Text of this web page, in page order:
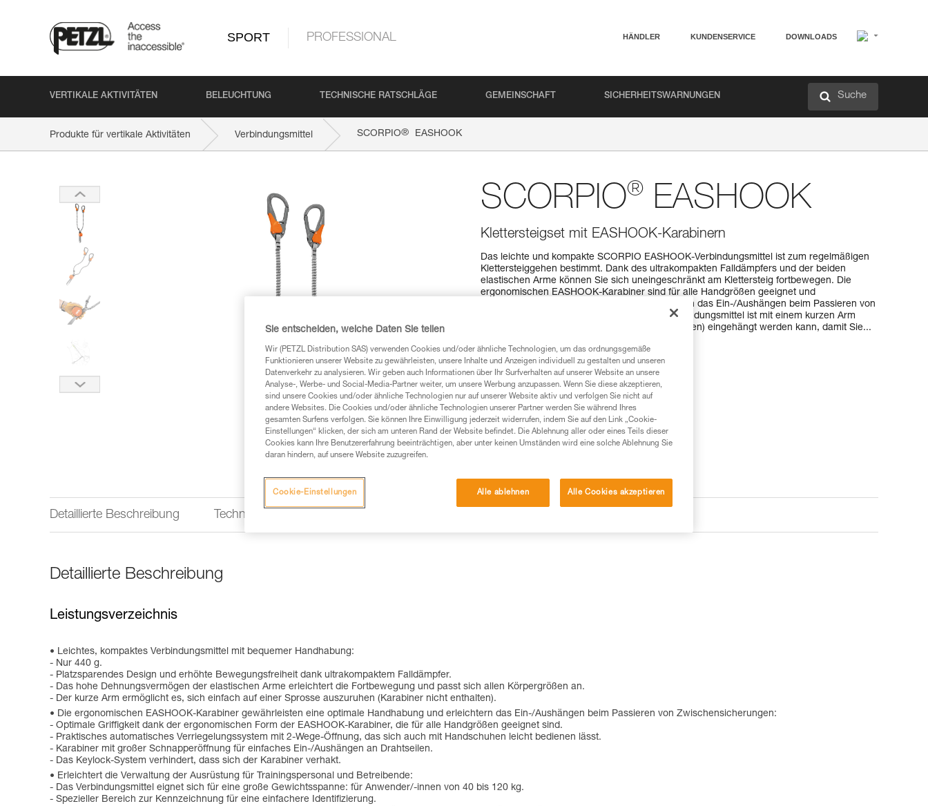
SPORT PROFESSIONAL HÄNDLER KUNDENSERVICE DOWNLOADS
VERTIKALE AKTIVITÄTEN BELEUCHTUNG TECHNISCHE RATSCHLÄGE GEMEINSCHAFT SICHERHEITSWARNUNGEN Suche
Produkte für vertikale Aktivitäten Verbindungsmittel SCORPIO® EASHOOK
SCORPIO® EASHOOK
Klettersteigset mit EASHOOK-Karabinern
Das leichte und kompakte SCORPIO EASHOOK-Verbindungsmittel ist zum regelmäßigen
Klettersteiggehen bestimmt. Dank des ultrakompakten Falldämpfers und der beiden
elastischen Arme können Sie sich uneingeschränkt am Klettersteig fortbewegen. Die
ergonomischen EASHOOK-Karabiner sind für alle Handgrößen geeignet und
gewährleisten eine optimale Griffigkeit, um Ihnen das Ein-/Aushängen beim Passieren von
Zwischensicherungen zu erleichtern. Das Verbindungsmittel ist mit einem kurzen Arm
ausgestattet, an den ein Karabiner (nicht enthalten) eingehängt werden kann, damit Sie...
Einen Händler finden
Detaillierte Beschreibung Technische Informationen
Detaillierte Beschreibung
Leistungsverzeichnis
Leichtes, kompaktes Verbindungsmittel mit bequemer Handhabung:
- Nur 440 g.
- Platzsparendes Design und erhöhte Bewegungsfreiheit dank ultrakompaktem Falldämpfer.
- Das hohe Dehnungsvermögen der elastischen Arme erleichtert die Fortbewegung und passt sich allen Körpergrößen an.
- Der kurze Arm ermöglicht es, sich einfach auf einer Sprosse auszuruhen (Karabiner nicht enthalten).
Die ergonomischen EASHOOK-Karabiner gewährleisten eine optimale Handhabung und erleichtern das Ein-/Aushängen beim Passieren von Zwischensicherungen:
- Optimale Griffigkeit dank der ergonomischen Form der EASHOOK-Karabiner, die für alle Handgrößen geeignet sind.
- Praktisches automatisches Verriegelungssystem mit 2-Wege-Öffnung, das sich auch mit Handschuhen leicht bedienen lässt.
- Karabiner mit großer Schnapperöffnung für einfaches Ein-/Aushängen an Drahtseilen.
- Das Keylock-System verhindert, dass sich der Karabiner verhakt.
Erleichtert die Verwaltung der Ausrüstung für Trainingspersonal und Betreibende:
- Das Verbindungsmittel eignet sich für eine große Gewichtsspanne: für Anwender/-innen von 40 bis 120 kg.
- Spezieller Bereich zur Kennzeichnung für eine einfachere Identifizierung.
Sie entscheiden, welche Daten Sie teilen
Wir (PETZL Distribution SAS) verwenden Cookies und/oder ähnliche Technologien, um das ordnungsgemäße
Funktionieren unserer Website zu gewährleisten, unsere Inhalte und Anzeigen individuell zu gestalten und unseren
Datenverkehr zu analysieren. Wir geben auch Informationen über Ihr Surfverhalten auf unserer Website an unsere
Analyse-, Werbe- und Social-Media-Partner weiter, um unsere Werbung anzupassen. Wenn Sie diese akzeptieren,
sind unsere Cookies und/oder ähnliche Technologien nur auf unserer Website aktiv und verfolgen Sie nicht auf
andere Websites. Die Cookies und/oder ähnliche Technologien unserer Partner werden Sie während Ihres
gesamten Surfens verfolgen. Sie können Ihre Einwilligung jederzeit widerrufen, indem Sie auf den Link „Cookie-
Einstellungen“ klicken, der sich am unteren Rand der Website befindet. Die Ablehnung aller oder eines Teils dieser
Cookies kann Ihre Benutzererfahrung beeinträchtigen, aber unter keinen Umständen wird eine solche Ablehnung Sie
daran hindern, auf unsere Website zuzugreifen.
Alle ablehnen Alle Cookies akzeptieren
Cookie-Einstellungen